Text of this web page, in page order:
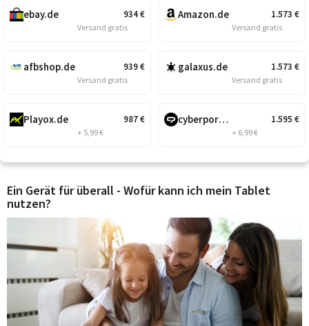
934€
ebay.de
Versand gratis
939€
afbshop.de
Versand gratis
987€
Playox.de
+ 5,99 €
1.573 €
Amazon.de
Versand gratis
1.573 €
galaxus.de
Versand gratis
1.595 €
cyberport.de
+ 6,99 €
Ein Gerät für überall - Wofür kann ich mein Tablet
nutzen?